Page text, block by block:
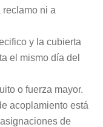
ni a
y la cubierta
el mismo día del
o fuerza mayor.
acoplamiento está
de